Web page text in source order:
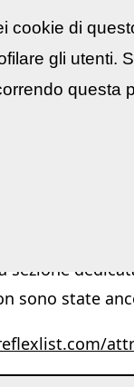
News e
sezione
sono state
cookie di
gli utenti.
questa